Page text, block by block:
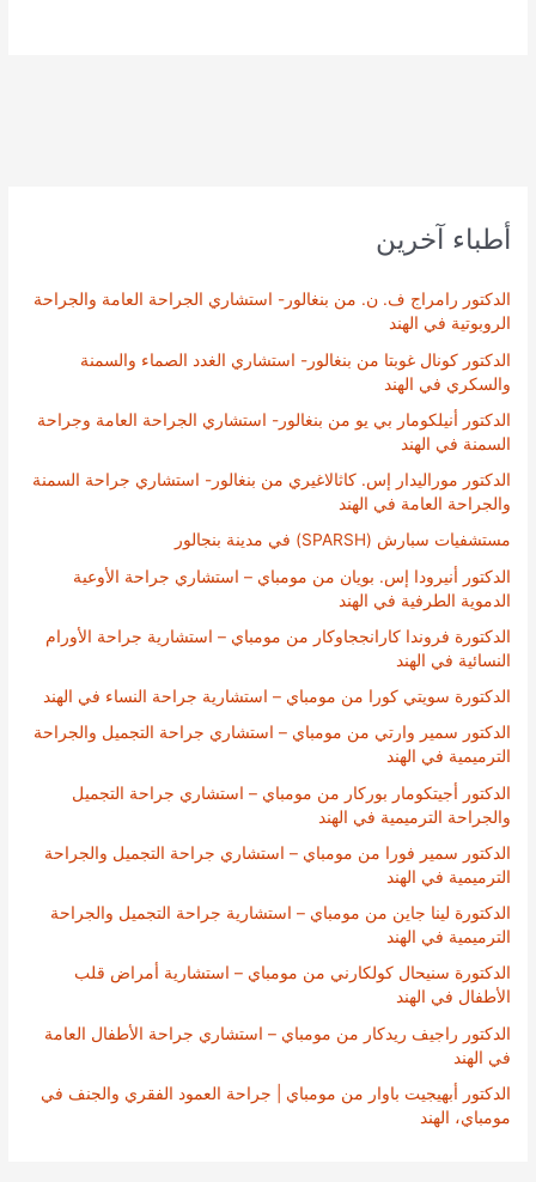
أطباء آخرين
الدكتور رامراج ف. ن. من بنغالور- استشاري الجراحة العامة والجراحة
الروبوتية في الهند
الدكتور كونال غوبتا من بنغالور- استشاري الغدد الصماء والسمنة
والسكري في الهند
الدكتور أنيلكومار بي يو من بنغالور- استشاري الجراحة العامة وجراحة
السمنة في الهند
الدكتور موراليدار إس. كاثالاغيري من بنغالور- استشاري جراحة السمنة
والجراحة العامة في الهند
مستشفيات سبارش (SPARSH) في مدينة بنجالور
الدكتور أنيرودا إس. بويان من مومباي – استشاري جراحة الأوعية
الدموية الطرفية في الهند
الدكتورة فروندا كارانججاوكار من مومباي – استشارية جراحة الأورام
النسائية في الهند
الدكتورة سويتي كورا من مومباي – استشارية جراحة النساء في الهند
الدكتور سمير وارتي من مومباي – استشاري جراحة التجميل والجراحة
الترميمية في الهند
الدكتور أجيتكومار بوركار من مومباي – استشاري جراحة التجميل
والجراحة الترميمية في الهند
الدكتور سمير فورا من مومباي – استشاري جراحة التجميل والجراحة
الترميمية في الهند
الدكتورة لينا جاين من مومباي – استشارية جراحة التجميل والجراحة
الترميمية في الهند
الدكتورة سنيحال كولكارني من مومباي – استشارية أمراض قلب
الأطفال في الهند
الدكتور راجيف ريدكار من مومباي – استشاري جراحة الأطفال العامة
في الهند
الدكتور أبهيجيت باوار من مومباي | جراحة العمود الفقري والجنف في
مومباي، الهند